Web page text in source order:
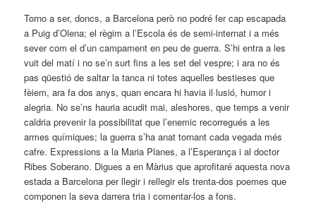
Torno a ser, doncs, a Barcelona però no podré fer cap escapada
a Puig d’Olena; el règim a l’Escola és de semi-internat i a més
sever com el d’un campament en peu de guerra. S’hi entra a les
vuit del matí i no se’n surt fins a les set del vespre; i ara no és
pas qüestió de saltar la tanca ni totes aquelles bestieses que
fèiem, ara fa dos anys, quan encara hi havia il·lusió, humor i
alegria. No se’ns hauria acudit mai, aleshores, que temps a venir
caldria prevenir la possibilitat que l’enemic recorregués a les
armes químiques; la guerra s’ha anat tornant cada vegada més
cafre. Expressions a la Maria Planes, a l’Esperança i al doctor
Ribes Soberano. Digues a en Màrius que aprofitaré aquesta nova
estada a Barcelona per llegir i rellegir els trenta-dos poemes que
componen la seva darrera tria i comentar-los a fons.